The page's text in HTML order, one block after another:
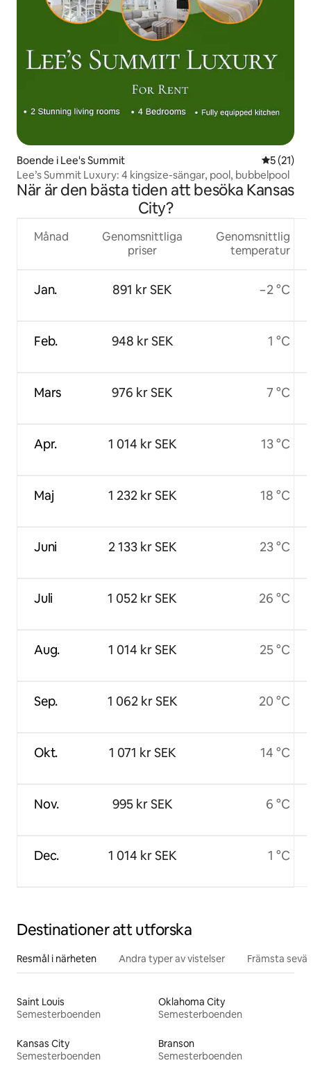
Boende i Lee's Summit 5 av 5 i
5 (21)
Lee’s Summit Luxury: 4 kingsize-sängar, pool, bubbelpool
När är den bästa tiden att besöka Kansas
City?
Månad
Jan.
Feb.
Mars
Apr.
Maj
Juni
Juli
Aug.
Sep.
Okt.
Nov.
Dec.
Genomsnittliga
priser
891 kr SEK
948 kr SEK
976 kr SEK
1 014 kr SEK
1 232 kr SEK
2 133 kr SEK
1 052 kr SEK
1 014 kr SEK
1 062 kr SEK
1 071 kr SEK
995 kr SEK
1 014 kr SEK
Genomsnittlig
temperatur
−2 °C
1 °C
7 °C
13 °C
18 °C
23 °C
26 °C
25 °C
20 °C
14 °C
6 °C
1 °C
Destinationer att utforska
Resmål i närheten Andra typer av vistelser Främsta
Saint Louis
Semesterboenden
Oklahoma City
Semesterboenden
Kansas City
Semesterboenden
Branson
Semesterboenden